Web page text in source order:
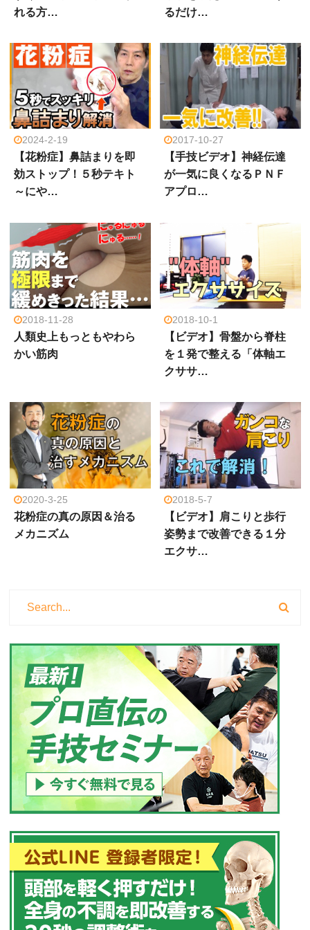
れる方…
るだけ…
2024-2-19
【花粉症】鼻詰まりを即
効ストップ！５秒テキト
～にや…
2017-10-27
【手技ビデオ】神経伝達
が一気に良くなるＰＮＦ
アプロ…
2018-11-28
人類史上もっともやわら
かい筋肉
2018-10-1
【ビデオ】骨盤から脊柱
を１発で整える「体軸エ
クササ…
2020-3-25
花粉症の真の原因＆治る
メカニズム
2018-5-7
【ビデオ】肩こりと歩行
姿勢まで改善できる１分
エクサ…